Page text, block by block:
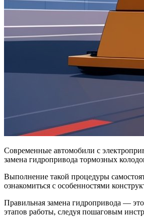
Современные автомобили с
замена гидропривода тормозных
Выполнение такой процедуры
ознакомиться с особенностями
Правильная замена гидропривода —
этапов работы, следуя пошаговым